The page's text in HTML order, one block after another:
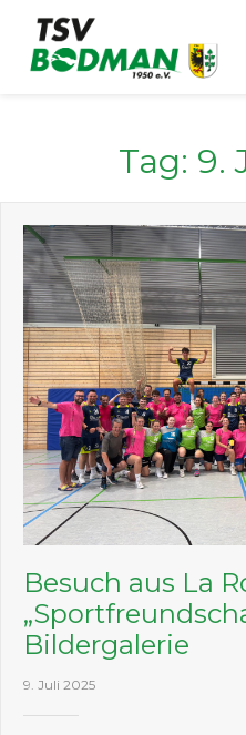
Inhalt
springen
Tag: 9.
Besuch aus La
Bildergalerie
9. Juli 2025